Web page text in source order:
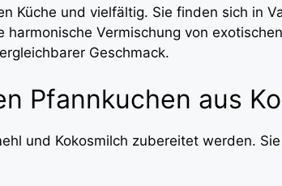
Küche und vielfältig. Sie finden sich in
harmonische Vermischung von
Geschmack.
Pfannkuchen aus
und Kokosmilch zubereitet werden.